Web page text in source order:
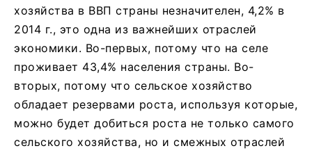
хозяйства в ВВП страны незначителен, 4,2% в
2014 г., это одна из важнейших отраслей
экономики. Во-первых, потому что на селе
проживает 43,4% населения страны. Во-
вторых, потому что сельское хозяйство
обладает резервами роста, используя которые,
можно будет добиться роста не только самого
сельского хозяйства, но и смежных отраслей